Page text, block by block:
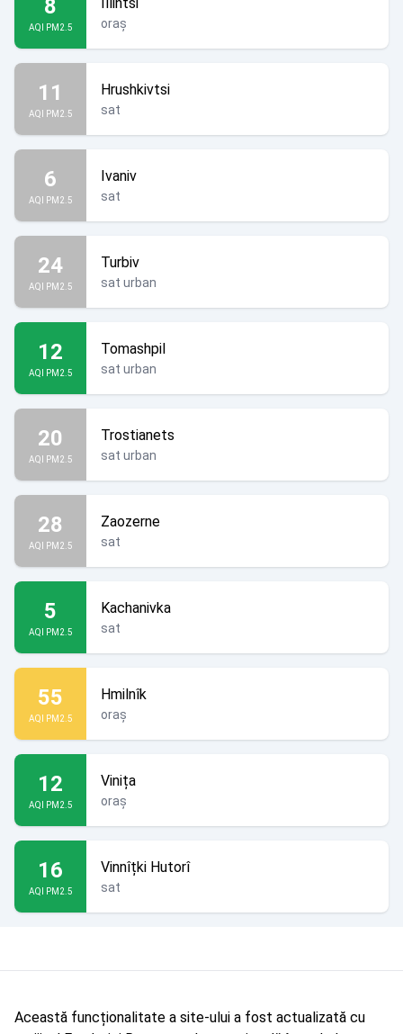
8
AQI PM2.5 oraș
11
AQI PM2.5
Hrushkivtsi
sat
6
AQI PM2.5
Ivaniv
sat
24
AQI PM2.5
Turbiv
sat urban
12
AQI PM2.5
Tomashpil
sat urban
20
AQI PM2.5
Trostianets
sat urban
28
AQI PM2.5
Zaozerne
sat
5
AQI PM2.5
Kachanivka
sat
55
AQI PM2.5
Hmilnîk
oraș
12
AQI PM2.5
Vinița
oraș
16
AQI PM2.5
Vinnîțki Hutorî
sat
Această funcționalitate a site-ului a fost actualizată cu